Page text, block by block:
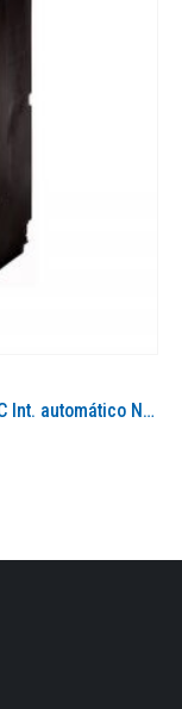
NZMB1-A40 259075 0004358700 ELECTRIC Int. automático NZM, 3P, 40A